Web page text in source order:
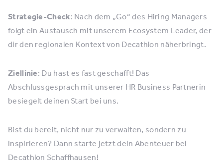
Strategie-Check: Nach dem „Go“ des Hiring Managers
folgt ein Austausch mit unserem Ecosystem Leader, der
dir den regionalen Kontext von Decathlon näherbringt.
Ziellinie: Du hast es fast geschafft! Das
Abschlussgespräch mit unserer HR Business Partnerin
besiegelt deinen Start bei uns.
Bist du bereit, nicht nur zu verwalten, sondern zu
inspirieren? Dann starte jetzt dein Abenteuer bei
Decathlon Schaffhausen!